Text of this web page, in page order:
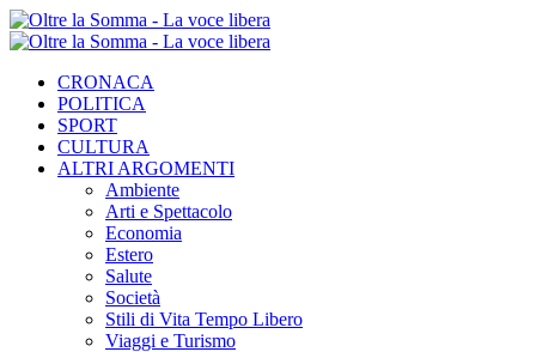
CRONACA
POLITICA
SPORT
CULTURA
ALTRI ARGOMENTI
Ambiente
Arti e Spettacolo
Economia
Estero
Salute
Società
Stili di Vita Tempo Libero
Viaggi e Turismo